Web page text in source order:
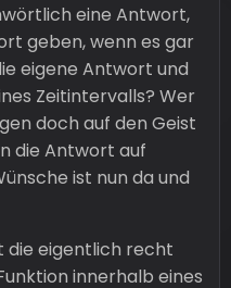
eine Antwort,
geben, wenn es gar
eigene Antwort und
Zeitintervalls? Wer
doch auf den Geist
die Antwort auf
ist nun da und
die eigentlich recht
innerhalb eines